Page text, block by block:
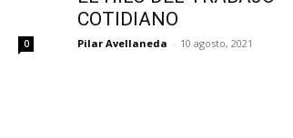
0
COTIDIANO
Pilar Avellaneda - 10 agosto, 2021